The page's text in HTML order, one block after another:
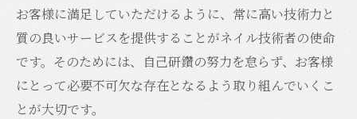
お客様に満足していただけるように、常に高い技術力と
質の良いサービスを提供することがネイル技術者の使命
です。そのためには、自己研鑽の努力を怠らず、お客様
にとって必要不可欠な存在となるよう取り組んでいくこ
とが大切です。